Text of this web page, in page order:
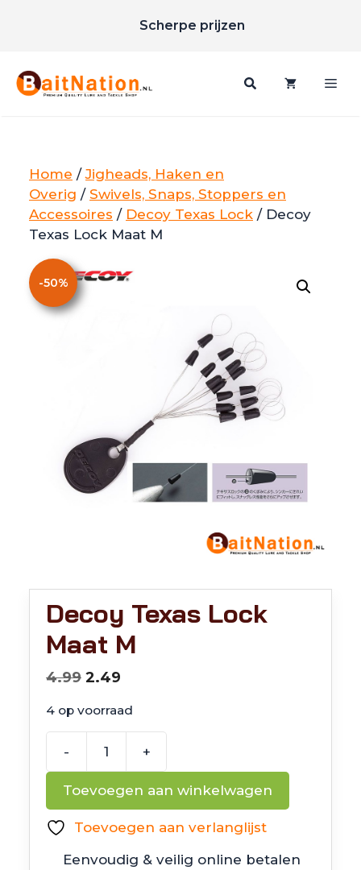
inhoud
Scherpe prijzen
Home /Jigheads, Haken en
Overig / Swivels, Snaps, Stoppers en
Accessoires / Decoy Texas Lock / Decoy
Texas Lock Maat M
-50%
Decoy Texas Lock
Maat M
4.99 Oorspronkelijke
was:
2.49
is:
4 op voorraad
-
Lock
aantal
+
Toevoegen aan winkelwagen
Toevoegen aan verlanglijst
Eenvoudig & veilig online betalen